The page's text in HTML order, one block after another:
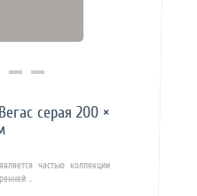
серая 200 ×
частью коллекции
..